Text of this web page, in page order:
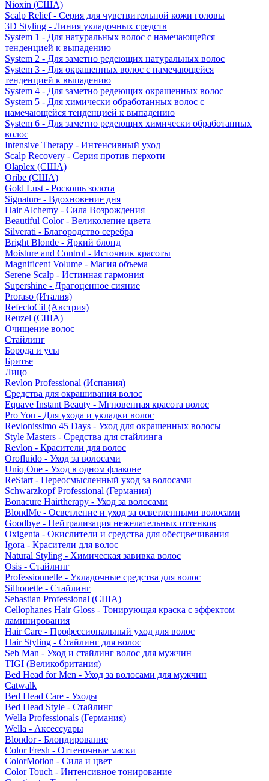
Nioxin (США)
Scalp Relief - Серия для чувствительной кожи головы
3D Styling - Линия укладочных средств
System 1 - Для натуральных волос с намечающейся
тенденцией к выпадению
System 2 - Для заметно редеющих натуральных волос
System 3 - Для окрашенных волос с намечающейся
тенденцией к выпадению
System 4 - Для заметно редеющих окрашенных волос
System 5 - Для химически обработанных волос с
намечающейся тенденцией к выпадению
System 6 - Для заметно редеющих химически обработанных
волос
Intensive Therapy - Интенсивный уход
Scalp Recovery - Серия против перхоти
Olaplex (США)
Oribe (США)
Gold Lust - Роскошь золота
Signature - Вдохновение дня
Hair Alchemy - Сила Возрождения
Beautiful Color - Великолепие цвета
Silverati - Благородство серебра
Bright Blonde - Яркий блонд
Moisture and Control - Источник красоты
Magnificent Volume - Магия объема
Serene Scalp - Истинная гармония
Supershine - Драгоценное сияние
Proraso (Италия)
RefectoCil (Австрия)
Reuzel (США)
Очищение волос
Стайлинг
Борода и усы
Бритье
Лицо
Revlon Professional (Испания)
Средства для окрашивания волос
Equave Instant Beauty - Мгновенная красота волос
Pro You - Для ухода и укладки волос
Revlonissimo 45 Days - Уход для окрашенных волосы
Style Masters - Средства для стайлинга
Revlon - Красители для волос
Orofluido - Уход за волосами
Uniq One - Уход в одном флаконе
ReStart - Переосмысленный уход за волосами
Schwarzkopf Professional (Германия)
Bonacure Hairtherapy - Уход за волосами
BlondMe - Осветление и уход за осветленными волосами
Goodbye - Нейтрализация нежелательных оттенков
Oxigenta - Окислители и средства для обесцвечивания
Igora - Красители для волос
Natural Styling - Химическая завивка волос
Osis - Стайлинг
Professionnelle - Укладочные средства для волос
Silhouette - Стайлинг
Sebastian Professional (США)
Cellophanes Hair Gloss - Тонирующая краска с эффектом
ламинирования
Hair Care - Профессиональный уход для волос
Hair Styling - Стайлинг для волос
Seb Man - Уход и стайлинг волос для мужчин
TIGI (Великобритания)
Bed Head for Men - Уход за волосами для мужчин
Catwalk
Bed Head Care - Уходы
Bed Head Style - Стайлинг
Wella Professionals (Германия)
Wella - Аксессуары
Blondor - Блондирование
Color Fresh - Оттеночные маски
ColorMotion - Сила и цвет
Color Touch - Интенсивное тонирование